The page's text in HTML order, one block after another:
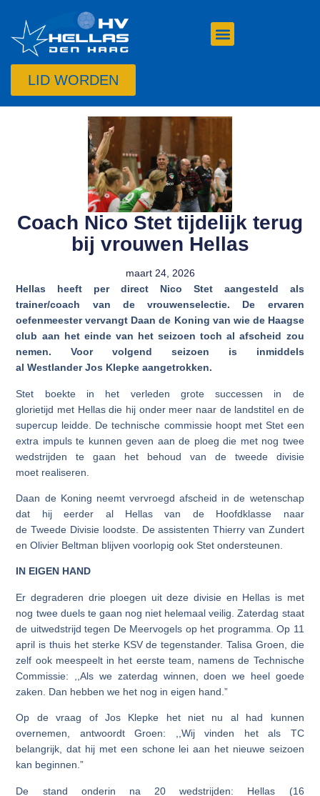
LID WORDEN
Coach Nico Stet tijdelijk terug
bij vrouwen Hellas
maart 24, 2026
Hellas heeft per direct Nico Stet aangesteld als
trainer/coach van de vrouwenselectie. De ervaren
oefenmeestervervangt Daan de Koning van wie de Haagse
club aan het einde van het seizoen toch al afscheid zou
nemen.Voor volgend seizoen is inmiddels
alWestlanderJos Klepke aangetrokken.
Stet boekte in het verleden grote successen in de
glorietijd met Hellas die hij onder meer naar de landstitel en de
supercup leidde. De technische commissie hoopt met Stet een
extra impuls te kunnen geven aan de ploeg die met nog twee
wedstrijden te gaan het behoud van de tweede divisie
moet realiseren.
Daan de Koning neemt vervroegd afscheid in de wetenschap
dat hij eerder al Hellas van de Hoofdklasse naar
de Tweede Divisie loodste. De assistenten Thierry van Zundert
en Olivier Beltman blijven voorlopig ook Stet ondersteunen.
IN EIGEN HAND
Er degraderen drie ploegen uit deze divisie en Hellas is met
nog twee duels te gaan nog niet helemaal veilig. Zaterdag staat
de uitwedstrijd tegen De Meervogels op het programma. Op 11
april is thuis het sterke KSV de tegenstander. Talisa Groen, die
zelf ook meespeelt in het eerste team, namens de Technische
Commissie: ,,Als we zaterdag winnen, doen we heel goede
zaken. Dan hebben we het nog in eigen hand.”
Op de vraag of Jos Klepke het niet nu al had kunnen
overnemen, antwoordt Groen: ,,Wij vinden het als TC
belangrijk, dat hij met een schone lei aan het nieuwe seizoen
kan beginnen.”
De stand onderin na 20 wedstrijden: Hellas (16